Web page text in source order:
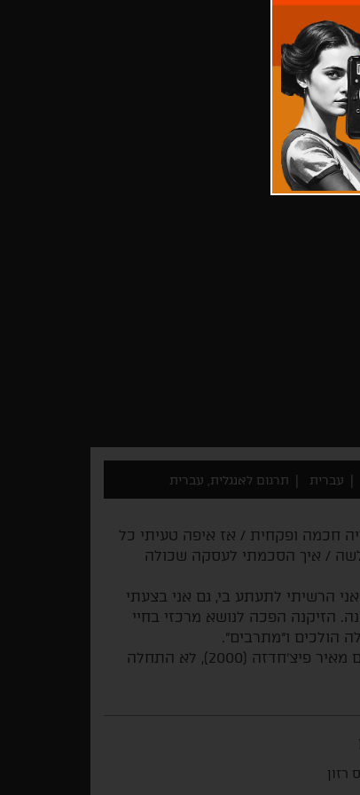
עברית תרגום לאנגלית, עברית
חכמה ופקחית / אז איפה טעיתי כל
/ איך הסכמתי לעסקה שכולה
הרשיתי לתעתע בי, גם אני בצעתי
הזיקנה הפכה לנושא מרכזי בחיי
הולכים ו"מתרבים".
פילמוגרפיה: קולות מהבודקה (2014), (נ)תיבה (2003), נוף עם מאיר פיצ'חדזה (2000), לא התחלה
רזון